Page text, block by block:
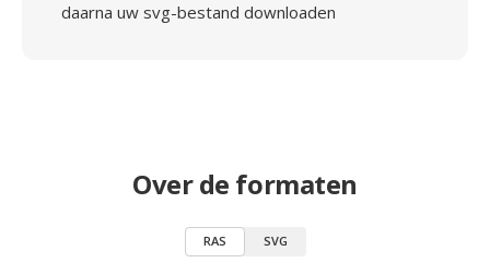
daarna uw svg-bestand downloaden
Over de formaten
RAS SVG